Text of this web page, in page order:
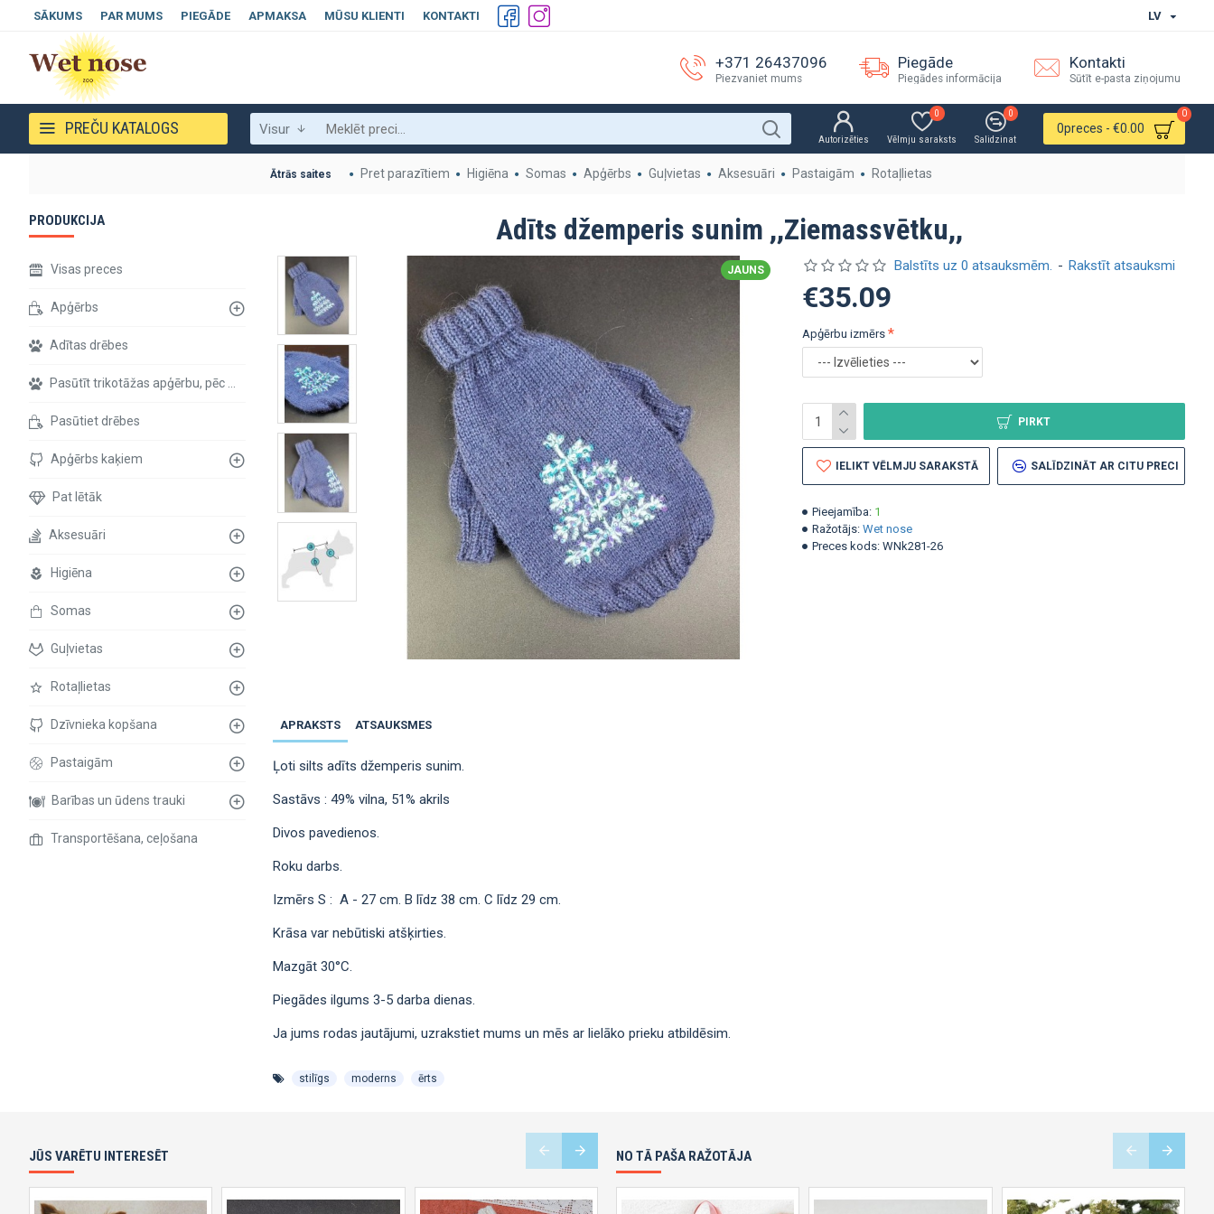
SĀKUMS PAR MUMS PIEGĀDE APMAKSA MŪSU KLIENTI KONTAKTI LV
+371 26437096
Piezvaniet mums
Piegāde
Piegādes informācija
Kontakti
Sūtīt e-pasta ziņojumu
PREČU KATALOGS Visur
Autorizēties Vēlmju saraksts
0
Salidzinat
0
0preces - €0.00
0
Ātrās saites Pret parazītiem Higiēna Somas Apģērbs Guļvietas Aksesuāri Pastaigām Rotaļlietas
PRODUKCIJA
Visas preces
Apģērbs
Adītas drēbes
Pasūtiet drēbes
Apģērbs kaķiem
Pat lētāk
Aksesuāri
Higiēna
Somas
Guļvietas
Rotaļlietas
Dzīvnieka kopšana
Pastaigām
Barības un ūdens trauki
Transportēšana, ceļošana
Adīts džemperis sunim ,,Ziemassvētku,,
JAUNS
Pieejamība: 1
Ražotājs: Wet nose
Preces kods: WNk281-26
Balstīts uz 0 atsauksmēm. - Rakstīt atsauksmi
€35.09
Apģērbu izmērs
PIRKT
IELIKT VĒLMJU SARAKSTĀ SALĪDZINĀT AR CITU PRECI
APRAKSTS ATSAUKSMES
Ļoti silts аdīts džemperis sunim.
Sastāvs : 49% vilna, 51% akrils
Divos pavedienos.
Roku darbs.
Izmērs S : A - 27 сm. В līdz 38 сm. С līdz 29 сm.
Krāsa var nebūtiski atšķirties.
Mazgāt 30°C.
Piegādes ilgums 3-5 darba dienas.
Ja jums rodas jautājumi, uzrakstiet mums un mēs ar lielāko prieku atbildēsim.
stilīgs moderns ērts
JŪS VARĒTU INTERESĒT NO TĀ PAŠA RAŽOTĀJA